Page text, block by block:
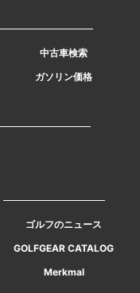
中古車検索
ガソリン価格
ゴルフのニュース
GOLFGEAR CATALOG
Merkmal